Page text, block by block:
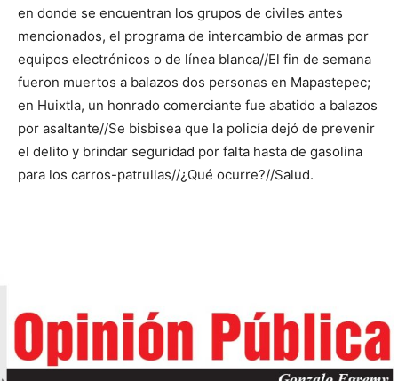
en donde se encuentran los grupos de civiles antes
mencionados, el programa de intercambio de armas por
equipos electrónicos o de línea blanca//El fin de semana
fueron muertos a balazos dos personas en Mapastepec;
en Huixtla, un honrado comerciante fue abatido a balazos
por asaltante//Se bisbisea que la policía dejó de prevenir
el delito y brindar seguridad por falta hasta de gasolina
para los carros-patrullas//¿Qué ocurre?//Salud.